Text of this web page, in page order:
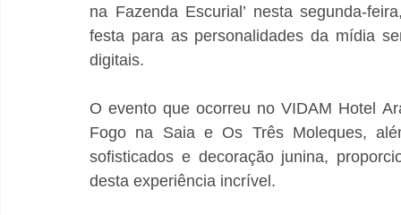
na Fazenda Escurial’ nesta segunda-
festa para as personalidades da mídia
digitais.
O evento que ocorreu no VIDAM Hotel
Fogo na Saia e Os Três Moleques,
sofisticados e decoração junina,
desta experiência incrível.